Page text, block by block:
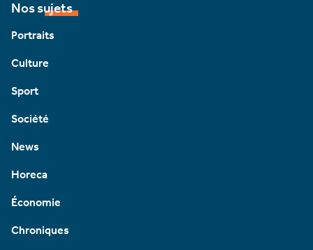
Nos sujets
Portraits
Culture
Sport
Société
News
Horeca
Économie
Chroniques